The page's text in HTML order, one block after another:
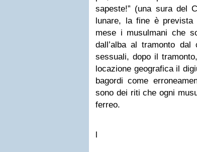
sapeste!” (una sura del
lunare, la fine è
mese i musulmani che
dall’alba al tramonto
sessuali, dopo il
locazione geografica il
bagordi come
sono dei riti che ogni
ferreo.
l